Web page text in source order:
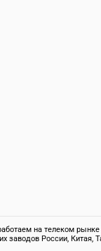
на телеком
заводов России,